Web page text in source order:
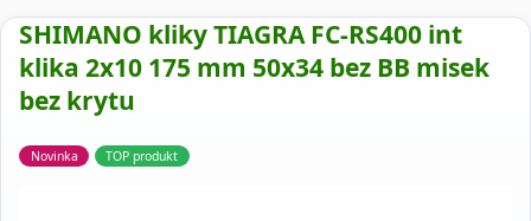
SHIMANO kliky TIAGRA FC-RS400 int
klika 2x10 175 mm 50x34 bez BB misek
bez krytu
Novinka TOP produkt